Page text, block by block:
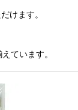
けます。
ています。